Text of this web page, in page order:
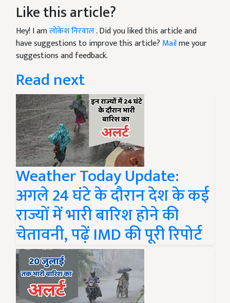
Like this article?
Hey! I amलोकेश निरवाल. Did you liked this article and
have suggestions to improve this article? Mailme your
suggestions and feedback.
Read next
Weather Today Update:
अगले 24 घंटे के दौरान देश के कई
राज्यों में भारी बारिश होने की
चेतावनी, पढ़ें IMD की पूरी रिपोर्ट